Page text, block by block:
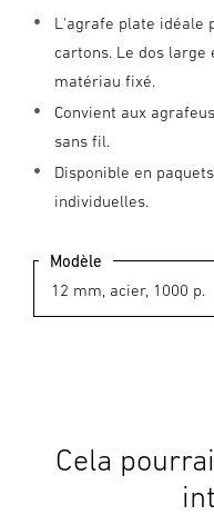
L'agrafe plate idéale
cartons. Le dos large
matériau fixé.
Convient aux
sans fil.
Disponible en
individuelles.
Modèle
Cela